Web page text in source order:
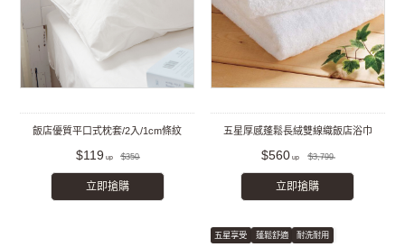
飯店優質平口式枕套/2入/1cm條紋
$119 $350
立即搶購
五星厚感蓬鬆長絨雙線織飯店浴巾
$560 $3,799
立即搶購
五星享受 蓬鬆舒適 耐洗耐用